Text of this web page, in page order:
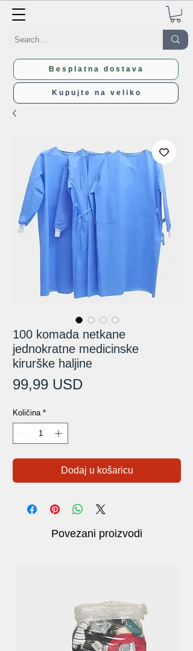
Besplatna dostava
Kupujte na veliko
100 komada netkane
jednokratne medicinske
kirurške haljine
99,99 USDCijena
Količina *
Dodaj u košaricu
Povezani proizvodi